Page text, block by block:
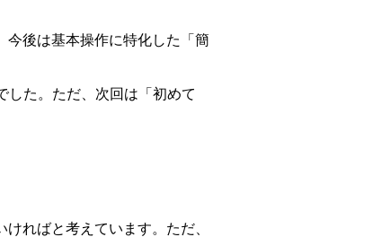
今後は基本操作に特化した「簡
した。ただ、次回は「初めて
ればと考えています。ただ、